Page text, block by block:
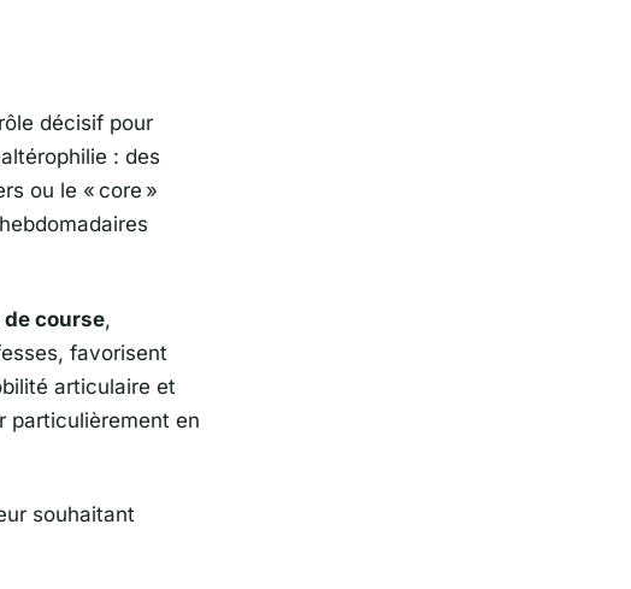
décisif pour
: des
ou le « core »
course,
favorisent
articulaire et
particulièrement en
souhaitant